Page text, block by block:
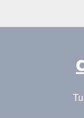
Inhalt